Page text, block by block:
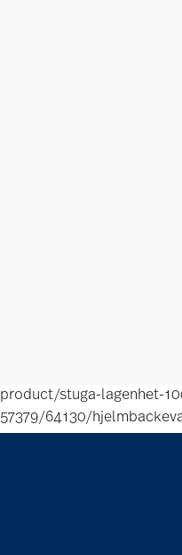
product/stuga-lagenhet-
57379/64130/